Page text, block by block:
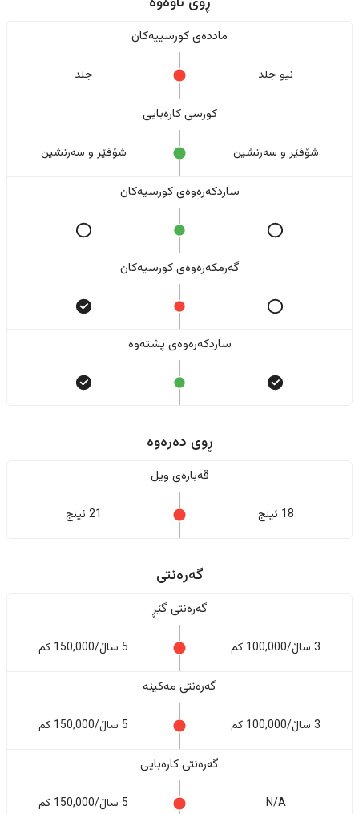
ماددەی کورسییەکان
نیو جلد جلد
کورسی کارەبایی
شۆفێر و سەرنشین شۆفێر و سەرنشین
ساردکەرەوەی کورسیەکان
گەرمکەرەوەی کورسیەکان
ساردکەرەوەی پشتەوە
ڕوی دەرەوە
قەبارەی ویل
18 ئینج 21 ئینج
گەرەنتی
گەرەنتی گێڕ
3 ساڵ/100,000 کم 5 ساڵ/150,000 کم
گەرەنتی مەکینە
3 ساڵ/100,000 کم 5 ساڵ/150,000 کم
گەرەنتی کارەبایی
N/A 5 ساڵ/150,000 کم